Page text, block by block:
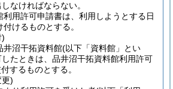
なければならない。
利用許可申請書は、利用しようとする日
けるものとする。
)
井沼干拓資料館(以下「資料館」とい
たときは、品井沼干拓資料館利用許可
するものとする。
)